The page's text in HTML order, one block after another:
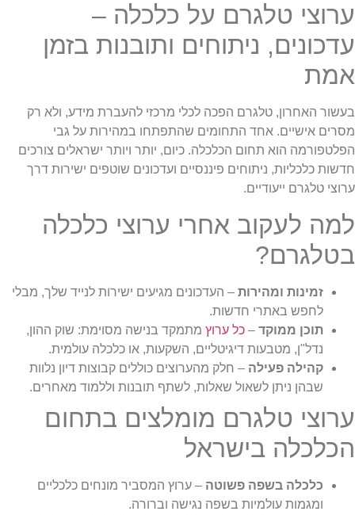
ערוצי טלגרם על כלכלה –
עדכונים, ניתוחים ותובנות בזמן
אמת
בעשור האחרון, טלגרם הפכה לכלי מרכזי להעברת מידע, ולא רק
מסרים אישיים. אחד התחומים שהתפתחו במהירות על גבי
הפלטפורמה הוא תחום הכלכלה. כיום, יותר ויותר ישראלים צורכים
חדשות כלכליות, ניתוחים פיננסיים ועדכונים שוטפים ישירות דרך
ערוצי טלגרם ייעודיים.
למה לעקוב אחרי ערוצי כלכלה
בטלגרם?
זמינות ומהירות – העדכונים מגיעים ישירות לנייד שלך, מבלי
לחפש באתרי חדשות.
תוכן ממוקד – כל ערוץ מתמקד בנישה מסוימת: שוק ההון,
נדל"ן, מטבעות דיגיטליים, השקעות, או כלכלה עולמית.
קהילה פעילה – חלק מהערוצים כוללים קבוצות דיון נלוות
שבהן ניתן לשאול שאלות, לשתף תובנות וללמוד מאחרים.
ערוצי טלגרם מומלצים בתחום
הכלכלה בישראל
כלכלה בשפה פשוטה – ערוץ המסביר מונחים כלכליים
ומגמות עולמיות בשפה נגישה וברורה.